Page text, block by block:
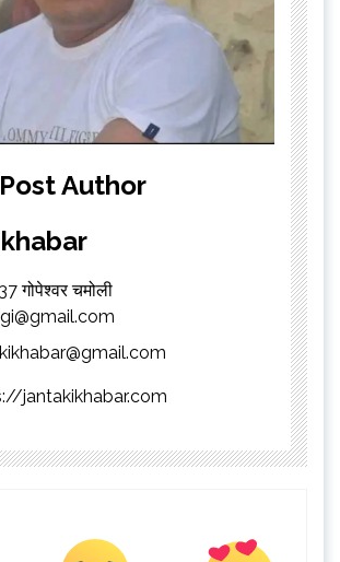
Author
गोपेश्वर चमोली
jantakikhabar.com